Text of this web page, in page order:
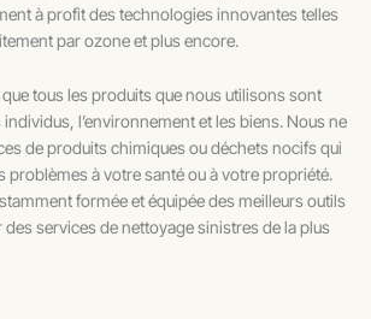
à profit des technologies innovantes telles
par ozone et plus encore.
tous les produits que nous utilisons sont
l’environnement et les biens. Nous ne
de produits chimiques ou déchets nocifs qui
problèmes à votre santé ou à votre propriété.
formée et équipée des meilleurs outils
services de nettoyage sinistres de la plus